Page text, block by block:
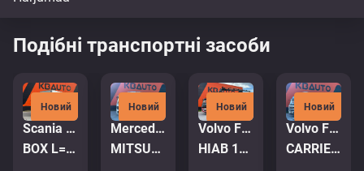
Подібні транспортні засоби
Новий
Scania P 320 4x2
BOX L=7578 mm
Новий
Mercedes-Benz Antos 2532 6x2*4
MITSUBISHI TU85SA / BOX L=8539 mm
Новий
Volvo FM 500 8x4*4
HIAB 144E-5 / BOX L=5992 mm
Новий
Volvo FM410 6x2*4
CARRIER SUPRA 950 MT / 2 ZONE FRIDGE